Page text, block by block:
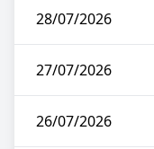
28/07/2026
27/07/2026
26/07/2026